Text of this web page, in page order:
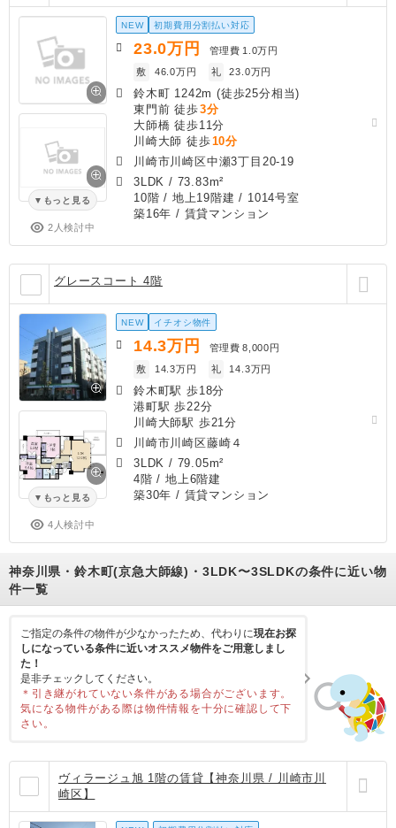
もっと見る
2人検討中
NEW 初期費用分割払い対応
23.0万円 管理費 1.0万円
敷
46.0万円 礼 23.0万円
鈴木町 1242m (徒歩25分相当)
東門前 徒歩3分
大師橋 徒歩11分
川崎大師 徒歩10分
川崎市川崎区中瀬3丁目20-19
3LDK / 73.83m²
10階 / 地上19階建 / 1014号室
築16年 / 賃貸マンション
グレースコート 4階
もっと見る
4人検討中
NEW イチオシ物件
14.3万円 管理費 8,000円
敷
14.3万円 礼 14.3万円
鈴木町駅 歩18分
港町駅 歩22分
川崎大師駅 歩21分
川崎市川崎区藤崎４
3LDK / 79.05m²
4階 / 地上6階建
築30年 / 賃貸マンション
神奈川県・鈴木町(京急大師線)・3LDK〜3SLDKの条件に近い物
件一覧
ご指定の条件の物件が少なかったため、代わりに現在お探
しになっている条件に近いオススメ物件をご用意しまし
た！
是非チェックしてください。
＊引き継がれていない条件がある場合がございます。
気になる物件がある際は物件情報を十分に確認して下
さい。
ヴィラージュ旭 1階の賃貸【神奈川県 / 川崎市川
崎区】